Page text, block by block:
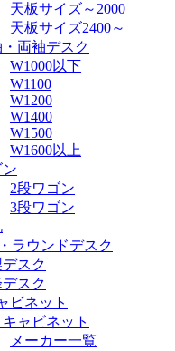
天板サイズ～2000
天板サイズ2400～
・両袖デスク
W1000以下
W1100
W1200
W1400
W1500
W1600以上
ン
2段ワゴン
3段ワゴン
ラウンドデスク
スク
スク
ビネット
ャビネット
メーカー一覧